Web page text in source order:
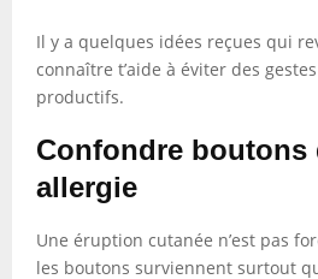
Il y a quelques idées reçues qui
connaître t’aide à éviter des
productifs.
Confondre boutons
allergie
Une éruption cutanée n’est pas
les boutons surviennent surtout